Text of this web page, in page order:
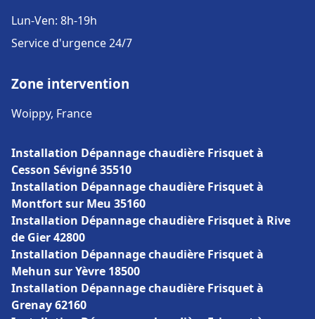
Lun-Ven: 8h-19h
Service d'urgence 24/7
Zone intervention
Woippy, France
Installation Dépannage chaudière Frisquet à
Cesson Sévigné 35510
Installation Dépannage chaudière Frisquet à
Montfort sur Meu 35160
Installation Dépannage chaudière Frisquet à Rive
de Gier 42800
Installation Dépannage chaudière Frisquet à
Mehun sur Yèvre 18500
Installation Dépannage chaudière Frisquet à
Grenay 62160